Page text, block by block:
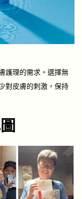
護理的需求。選擇無
對皮膚的刺激，保持